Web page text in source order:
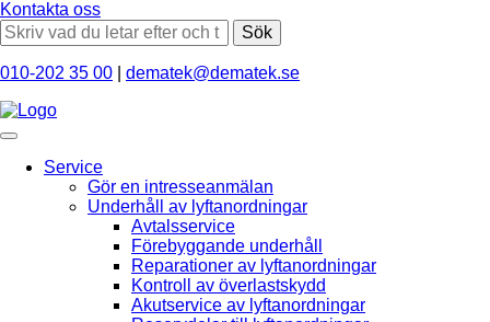
Kontakta oss
Sök
010-202 35 00 dematek@dematek.se
Service
Gör en intresseanmälan
Underhåll av lyftanordningar
Avtalsservice
Förebyggande underhåll
Reparationer av lyftanordningar
Kontroll av överlastskydd
Akutservice av lyftanordningar